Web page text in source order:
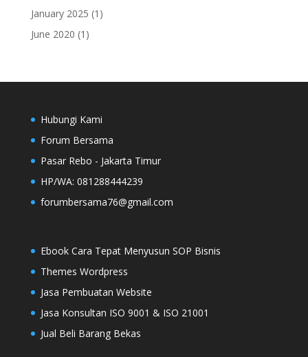
January 2025 (1)
June 2020 (1)
Hubungi Kami
Forum Bersama
Pasar Rebo - Jakarta Timur
HP/WA: 081288444239
forumbersama76@gmail.com
Ebook Cara Tepat Menyusun SOP Bisnis
Themes Wordpress
Jasa Pembuatan Website
Jasa Konsultan ISO 9001 & ISO 21001
Jual Beli Barang Bekas